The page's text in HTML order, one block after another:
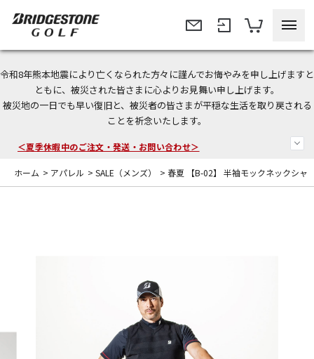
令和8年熊本地震により亡くなられた方々に謹んでお悔やみを申し上げますと
ともに、被災された皆さまに心よりお見舞い申し上げます。
被災地の一日でも早い復旧と、被災者の皆さまが平穏な生活を取り戻される
ことを祈念いたします。
今なら新規会員登録で1,000円OFFクーポンプレゼント！
＜商品配送に関するお知らせ＞
＜夏季休暇中のご注文・発送・お問い合わせ＞
ホーム > アパレル > SALE（メンズ） > 春夏 【B-02】 半袖モックネックシャ